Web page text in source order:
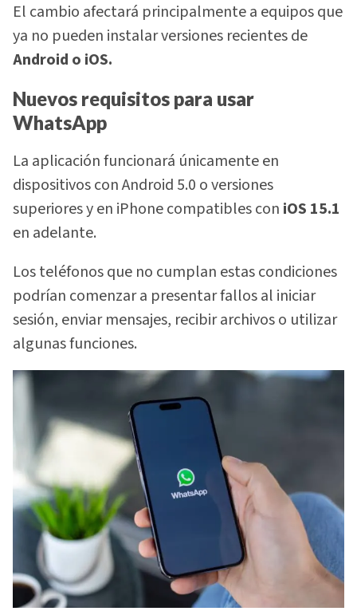
El cambio afectará principalmente a equipos que
ya no pueden instalar versiones recientes de
Android o iOS.
Nuevos requisitos para usar
WhatsApp
La aplicación funcionará únicamente en
dispositivos con Android 5.0 o versiones
superiores y en iPhone compatibles con iOS 15.1
en adelante.
Los teléfonos que no cumplan estas condiciones
podrían comenzar a presentar fallos al iniciar
sesión, enviar mensajes, recibir archivos o utilizar
algunas funciones.